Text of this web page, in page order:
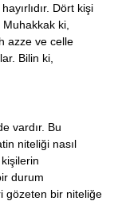
Dört kişi
Muhakkak ki,
azze ve celle
Bilin ki,
vardır. Bu
niteliği nasıl
durum
gözeten bir niteliğe